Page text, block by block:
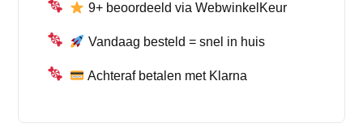
9+ beoordeeld via WebwinkelKeur
Vandaag besteld = snel in huis
Achteraf betalen met Klarna